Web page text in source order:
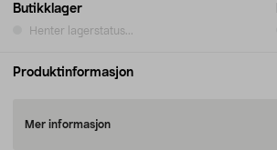
Butikklager
Henter lagerstatus...
Produktinformasjon
Mer informasjon